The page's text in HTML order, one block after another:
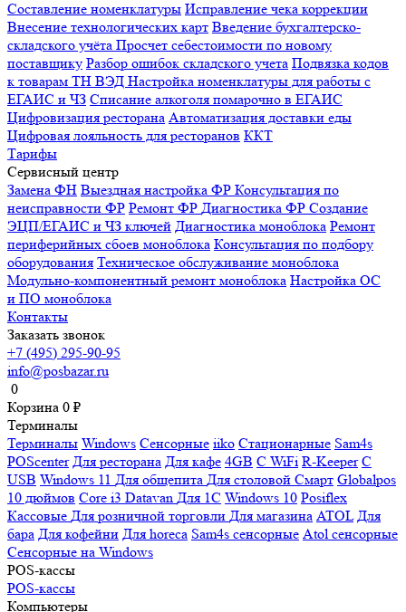
Составление номенклатуры Исправление чека коррекции
Внесение технологических карт Введение бухгалтерско-
складского учёта Просчет себестоимости по новому
поставщику Разбор ошибок складского учета Подвязка кодов
к товарам ТН ВЭД Настройка номенклатуры для работы с
ЕГАИС и ЧЗ Списание алкоголя помарочно в ЕГАИС
Цифровизация ресторана Автоматизация доставки еды
Цифровая лояльность для ресторанов ККТ
Тарифы
Сервисный центр
Замена ФН Выездная настройка ФР Консультация по
неисправности ФР Ремонт ФР Диагностика ФР Создание
ЭЦП/ЕГАИС и ЧЗ ключей Диагностика моноблока Ремонт
периферийных сбоев моноблока Консультация по подбору
оборудования Техническое обслуживание моноблока
Модульно-компонентный ремонт моноблока Настройка ОС
и ПО моноблока
Контакты
Заказать звонок
+7 (495) 295-90-95
info@posbazar.ru
0
Корзина 0 ₽
Терминалы
Терминалы Windows Сенсорные iiko Стационарные Sam4s
POScenter Для ресторана Для кафе 4GB С WiFi R-Keeper С
USB Windows 11 Для общепита Для столовой Смарт Globalpos
10 дюймов Core i3 Datavan Для 1С Windows 10 Posiflex
Кассовые Для розничной торговли Для магазина ATOL Для
бара Для кофейни Для horeca Sam4s сенсорные Atol сенсорные
Сенсорные на Windows
POS-кассы
POS-кассы
Компьютеры